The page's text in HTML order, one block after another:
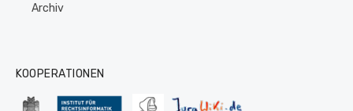
Archiv
KOOPERATIONEN